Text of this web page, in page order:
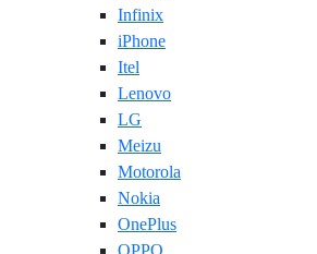
Infinix
iPhone
Itel
Lenovo
LG
Meizu
Motorola
Nokia
OnePlus